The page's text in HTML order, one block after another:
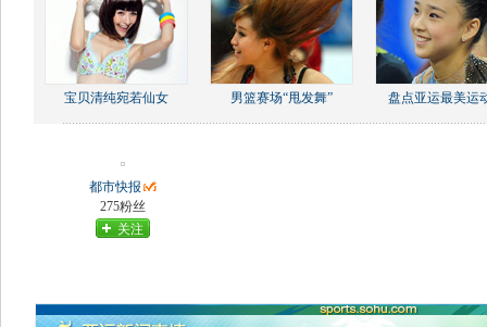
宝贝清纯宛若仙女 男篮赛场“甩发舞” 盘点亚运最美运
都市快报
275粉丝
关注